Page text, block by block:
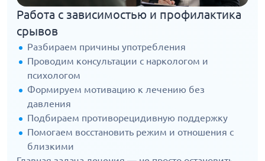
Работа с зависимостью и профилактика
срывов
Разбираем причины употребления
Проводим консультации с наркологом и
психологом
Формируем мотивацию к лечению без
давления
Подбираем противорецидивную поддержку
Помогаем восстановить режим и отношения с
близкими